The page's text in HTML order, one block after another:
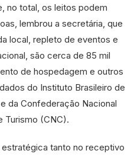
no total, os leitos podem
lembrou a secretária, que
local, repleto de eventos e
são cerca de 85 mil
de hospedagem e outros
do Instituto Brasileiro de
da Confederação Nacional
Turismo (CNC).
estratégica tanto no receptivo